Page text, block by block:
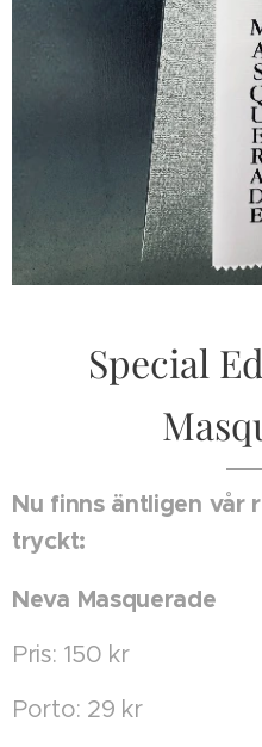
Special
Nu finns äntligen vår
tryckt:
Neva Masquerade
Pris: 150 kr
Porto: 29 kr